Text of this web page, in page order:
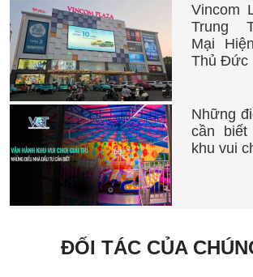
Vincom
Trung
Mại
Thủ Đức
Những
cần
khu vui
ĐỐI TÁC CỦA